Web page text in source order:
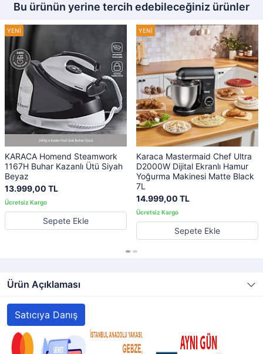
Bu ürünün yerine tercih edebileceğiniz ürünler
KARACA Homend Steamwork
1167H Buhar Kazanlı Ütü Siyah
Beyaz
13.999,00 TL
Sepete Ekle
Karaca Mastermaid Chef Ultra
D2000W Dijital Ekranlı Hamur
Yoğurma Makinesi Matte Black
7L
14.999,00 TL
Sepete Ekle
Ürün Açıklaması
Satıcıya Danış